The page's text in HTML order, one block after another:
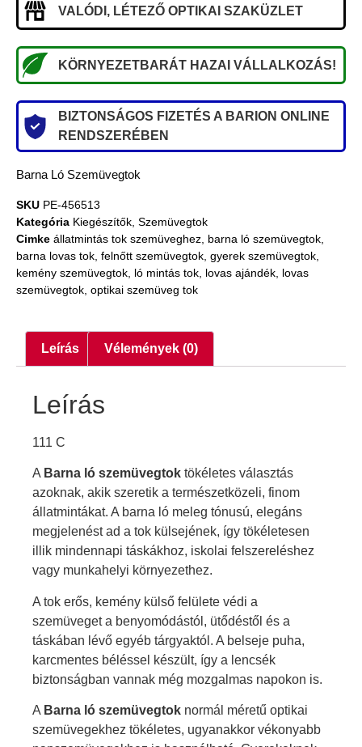
VALÓDI, LÉTEZŐ OPTIKAI SZAKÜZLET
KÖRNYEZETBARÁT HAZAI VÁLLALKOZÁS!
BIZTONSÁGOS FIZETÉS A BARION ONLINE
RENDSZERÉBEN
Barna Ló Szemüvegtok
SKU PE-456513
Kategória Kiegészítők Szemüvegtok
Cimke állatmintás tok szemüveghez barna ló szemüvegtok
barna lovas tok felnőtt szemüvegtok gyerek szemüvegtok
kemény szemüvegtok ló mintás tok lovas ajándék lovas
szemüvegtok optikai szemüveg tok
Leírás Vélemények (0)
Leírás
111 C
A Barna ló szemüvegtok tökéletes választás
azoknak, akik szeretik a természetközeli, finom
állatmintákat. A barna ló meleg tónusú, elegáns
megjelenést ad a tok külsejének, így tökéletesen
illik mindennapi táskákhoz, iskolai felszereléshez
vagy munkahelyi környezethez.
A tok erős, kemény külső felülete védi a
szemüveget a benyomódástól, ütődéstől és a
táskában lévő egyéb tárgyaktól. A belseje puha,
karcmentes béléssel készült, így a lencsék
biztonságban vannak még mozgalmas napokon is.
A Barna ló szemüvegtok normál méretű optikai
szemüvegekhez tökéletes, ugyanakkor vékonyabb